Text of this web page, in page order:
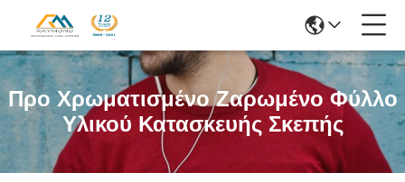
Προ Χρωματισμένο Ζαρωμένο Φύλλο
Υλικού Κατασκευής Σκεπής